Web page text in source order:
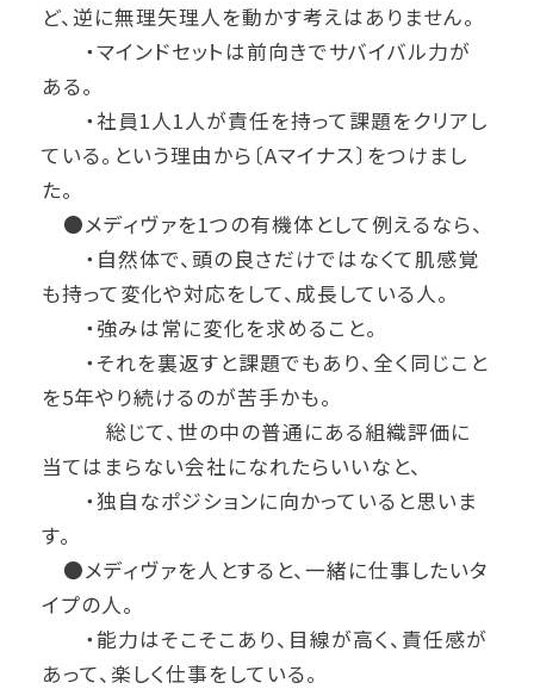
ど、逆に無理矢理人を動かす考えはありません。
・マインドセットは前向きでサバイバル力が
ある。
・社員1人1人が責任を持って課題をクリアし
ている。という理由から〔Aマイナス〕をつけまし
た。
●メディヴァを1つの有機体として例えるなら、
・自然体で、頭の良さだけではなくて肌感覚
も持って変化や対応をして、成長している人。
・強みは常に変化を求めること。
・それを裏返すと課題でもあり、全く同じこと
を5年やり続けるのが苦手かも。
総じて、世の中の普通にある組織評価に
当てはまらない会社になれたらいいなと、
・独自なポジションに向かっていると思いま
す。
●メディヴァを人とすると、一緒に仕事したいタ
イプの人。
・能力はそこそこあり、目線が高く、責任感が
あって、楽しく仕事をしている。